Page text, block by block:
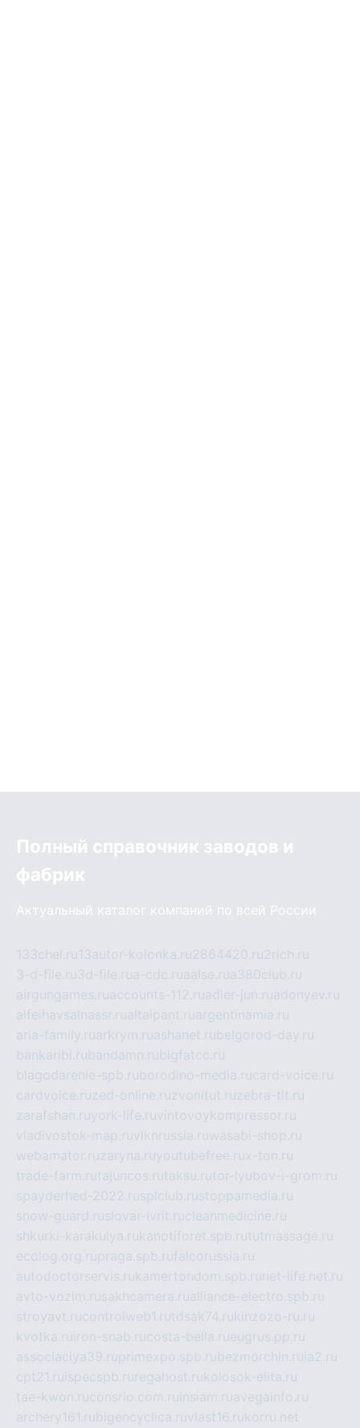
Полный справочник заводов и
фабрик
Актуальный каталог компаний по всей России
133chel.ru13autor-kolonka.ru2864420.ru2rich.ru
3-d-file.ru3d-file.rua-cdc.ruaalse.rua380club.ru
airgungames.ruaccounts-112.ruadler-jun.ruadonyev.ru
alfeihavsalnassr.rualtaipant.ruargentinamia.ru
aria-family.ruarkrym.ruashanet.rubelgorod-day.ru
bankaribi.rubandamn.rubigfatcc.ru
blagodarenie-spb.ruborodino-media.rucard-voice.ru
cardvoice.ruzed-online.ruzvonitut.ruzebra-tlt.ru
zarafshan.ruyork-life.ruvintovoykompressor.ru
vladivostok-map.ruvlknrussia.ruwasabi-shop.ru
webamator.ruzaryna.ruyoutubefree.rux-ton.ru
trade-farm.rutajuncos.rutaksu.rutor-lyubov-i-grom.ru
spayderhed-2022.rusplclub.rustoppamedia.ru
snow-guard.ruslovar-ivrit.rucleanmedicine.ru
shkurki-karakulya.rukanotiforet.spb.rututmassage.ru
ecolog.org.rupraga.spb.rufalcorussia.ru
autodoctorservis.rukamertondom.spb.ru net-life.net.ru
avto-vozim.rusakhcamera.rualliance-electro.spb.ru
stroyavt.rucontrolweb1.rutdsak74.rukinzozo-ru.ru
kvotka.ru iron-snab.rucosta-bella.rueugrus.pp.ru
associaciya39.ruprimexpo.spb.rubezmorchin.ru ia2.ru
cpt21.ru ispecspb.ru regahost.rukolosok-elita.ru
tae-kwon.ruconsrio.com.ru insiam.ruavegainfo.ru
archery161.rubigencyclica.ruvlast16.rukorru.net